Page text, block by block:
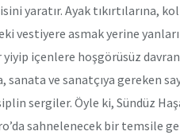
yaratır. Ayak tıkırtılarına,
vestiyere asmak yerine
yiyip içenlere hoşgörüsüz
sanata ve sanatçıya gereken
sergiler. Öyle ki, Sündüz
sahnelenecek bir temsile